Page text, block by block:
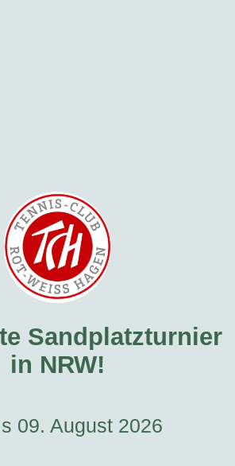
Sandplatzturnier
in NRW!
09. August 2026